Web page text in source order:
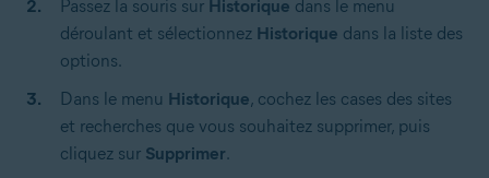
Passez la souris sur Historique dans le menu
déroulant et sélectionnez Historique dans la liste des
options.
Dans le menu Historique, cochez les cases des sites
et recherches que vous souhaitez supprimer, puis
cliquez sur Supprimer.